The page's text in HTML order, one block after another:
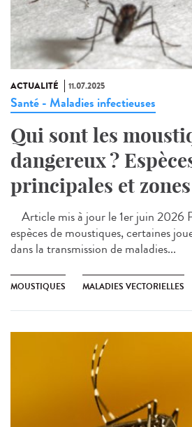
ACTUALITÉ 11.07.2025
Santé - Maladies infectieuses
Qui sont les
dangereux ?
principales et
Article mis à jour le 1er juin 2026
espèces de moustiques, certaines
dans la transmission de maladies...
MOUSTIQUES MALADIES VECTORIELLES